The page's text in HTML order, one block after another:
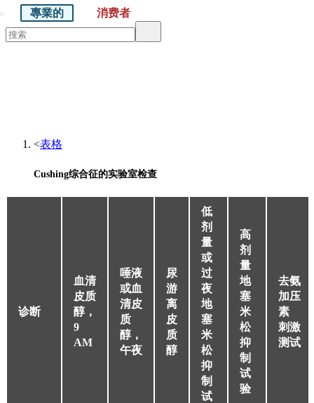
專業的 消费者
<表格
Cushing综合征的实验室检查
诊断
血清
皮质
醇，
9
AM
唾液
或血
清皮
质
醇，
午夜
尿
游
离
皮
质
醇
低
剂
量
或
过
夜
地
塞
米
松
抑
制
试
高
剂
量
地
塞
米
松
抑
制
试
验
去氨
加压
素
刺激
测试